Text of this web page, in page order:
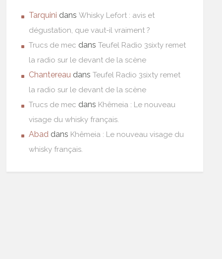
Tarquini dansWhisky Lefort : avis et
dégustation, que vaut-il vraiment ?
Trucs de mec dansTeufel Radio 3sixty remet
la radio sur le devant de la scène
Chantereau dansTeufel Radio 3sixty remet
la radio sur le devant de la scène
Trucs de mec dans Khêmeia : Le nouveau
visage du whisky français.
Abad dans Khêmeia : Le nouveau visage du
whisky français.